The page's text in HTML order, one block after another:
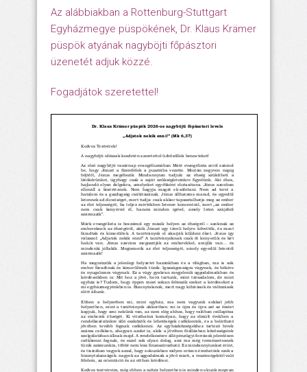
Az alábbiakban a Rottenburg-Stuttgart
Egyházmegye püspökének, Dr. Klaus Krämer
püspök atyának nagyböjti főpásztori
üzenetét adjuk közzé.
Fogadjátok szeretettel!